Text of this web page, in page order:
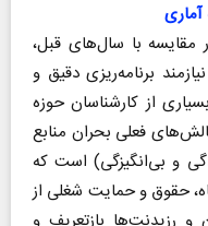
مقایسه با سال‌های قبل،
برنامه‌ریزی دقیق و
از کارشناسان حوزه
فعلی بحران منابع
و بی‌انگیزگی) است که
حقوق و حمایت شغلی از